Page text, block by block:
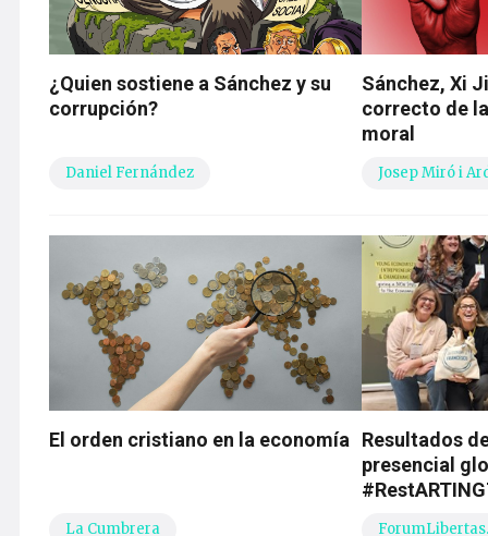
¿Quien sostiene a Sánchez y su
corrupción?
Daniel Fernández
Sánchez, Xi
correcto de
moral
Josep Miró i
El orden cristiano en la economía
La Cumbrera
Resultados
presencial